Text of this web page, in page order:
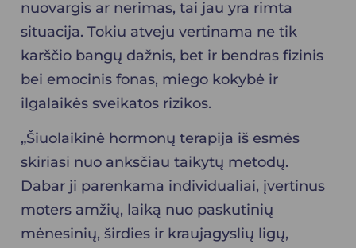
nuovargis ar nerimas, tai jau yra rimta
situacija. Tokiu atveju vertinama ne tik
karščio bangų dažnis, bet ir bendras fizinis
bei emocinis fonas, miego kokybė ir
ilgalaikės sveikatos rizikos.
„Šiuolaikinė hormonų terapija iš esmės
skiriasi nuo anksčiau taikytų metodų.
Dabar ji parenkama individualiai, įvertinus
moters amžių, laiką nuo paskutinių
mėnesinių, širdies ir kraujagyslių ligų,